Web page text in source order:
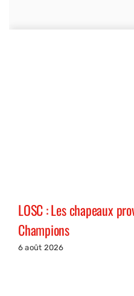
LOSC : Les chapeaux
Champions
6 août 2026